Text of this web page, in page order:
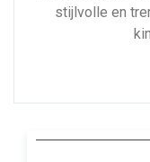
stijlvolle en